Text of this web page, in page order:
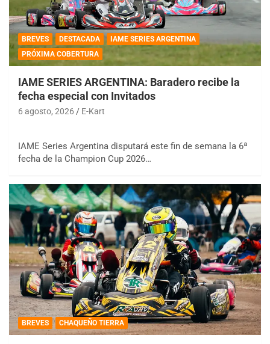
BREVES DESTACADA
IAME SERIES ARGENTINA
PRÓXIMA COBERTURA
IAME SERIES ARGENTINA: Baradero recibe la
fecha especial con Invitados
6 agosto, 2026 E-Kart
IAME Series Argentina disputará este fin de semana la 6ª
fecha de la Champion Cup 2026…
BREVES CHAQUEÑO TIERRA